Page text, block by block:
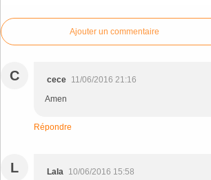
Ajouter un commentaire
C cece 11/06/2016 21:16
Amen
Répondre
L Lala 10/06/2016 15:58